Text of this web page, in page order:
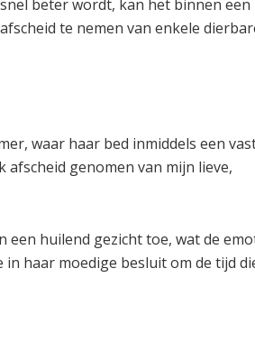
beter wordt, kan het binnen een
te nemen van enkele
waar haar bed inmiddels een
afscheid genomen van mijn lieve,
een huilend gezicht toe, wat de
haar moedige besluit om de tijd